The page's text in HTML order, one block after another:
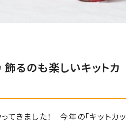
るのも楽しいキットカ
てきました！ 今年の「キットカッ